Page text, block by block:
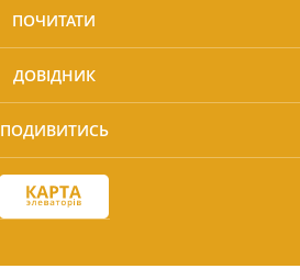
ПОЧИТАТИ
ДОВІДНИК
ПОДИВИТИСЬ